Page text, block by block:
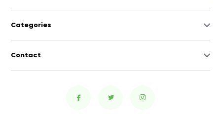
Categories
Contact